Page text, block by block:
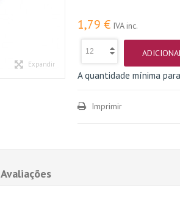
Expandir
1,79 € IVA inc.
A quantidade mínima
Imprimir
Avaliações